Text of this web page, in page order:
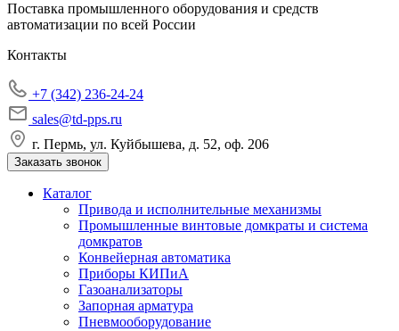
Поставка промышленного оборудования и средств
автоматизации по всей России
Контакты
+7 (342) 236-24-24
sales@td-pps.ru
г. Пермь, ул. Куйбышева, д. 52, оф. 206
Заказать звонок
Каталог
Привода и исполнительные механизмы
Промышленные винтовые домкраты и система
домкратов
Конвейерная автоматика
Приборы КИПиА
Газоанализаторы
Запорная арматура
Пневмооборудование